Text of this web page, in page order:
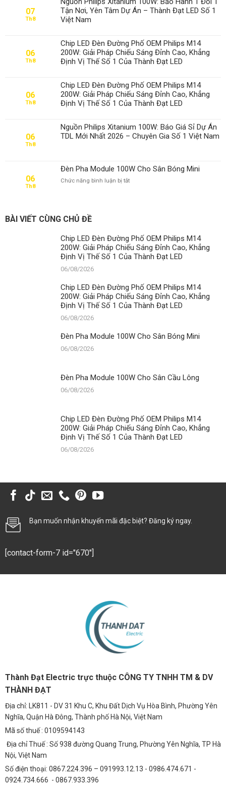
07
Th8
Tận Nơi, Yên Tâm Dự Án – Thành Đạt LED Số 1
Việt Nam
06
Th8
Chip LED Đèn Đường Phố OEM Philips M14
200W: Giải Pháp Chiếu Sáng Đỉnh Cao, Khẳng
Định Vị Thế Số 1 Của Thành Đạt LED
06
Th8
Chip LED Đèn Đường Phố OEM Philips M14
200W: Giải Pháp Chiếu Sáng Đỉnh Cao, Khẳng
Định Vị Thế Số 1 Của Thành Đạt LED
06
Th8
Nguồn Philips Xitanium 100W: Báo Giá Sỉ Dự Án
TDL Mới Nhất 2026 – Chuyên Gia Số 1 Việt Nam
06
Th8
Đèn Pha Module 100W Cho Sân Bóng Mini
Chức năng bình luận bị tắtở
Bóng
Mini
BÀI VIẾT CÙNG CHỦ ĐỀ
Chip LED Đèn Đường Phố OEM Philips M14
200W: Giải Pháp Chiếu Sáng Đỉnh Cao, Khẳng
Định Vị Thế Số 1 Của Thành Đạt LED
06/08/2026
Chip LED Đèn Đường Phố OEM Philips M14
200W: Giải Pháp Chiếu Sáng Đỉnh Cao, Khẳng
Định Vị Thế Số 1 Của Thành Đạt LED
06/08/2026
Đèn Pha Module 100W Cho Sân Bóng Mini
06/08/2026
Đèn Pha Module 100W Cho Sân Cầu Lông
06/08/2026
Chip LED Đèn Đường Phố OEM Philips M14
200W: Giải Pháp Chiếu Sáng Đỉnh Cao, Khẳng
Định Vị Thế Số 1 Của Thành Đạt LED
06/08/2026
Bạn muốn nhận khuyến mãi đặc biệt? Đăng ký ngay.
[contact-form-7 id="670"]
Thành Đạt Electric trực thuộc CÔNG TY TNHH TM & DV
THÀNH ĐẠT
Địa chỉ: LK811 - DV 31 Khu C, Khu Đất Dịch Vụ Hòa Bình, Phường Yên
Nghĩa, Quận Hà Đông, Thành phố Hà Nội, Việt Nam
Mã số thuế : 0109594143
Địa chỉ Thuế : Số 938 đường Quang Trung, Phường Yên Nghĩa, TP Hà
Nội, Việt Nam
Số điện thoại: 0867.224.396 – 091993.12.13 - 0986.474.671 -
0924.734.666 - 0867.933.396